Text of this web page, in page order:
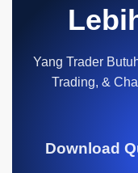
Yang Trader
Trading, &
Download